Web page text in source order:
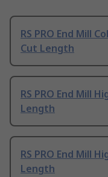
RS PRO End Mill
Cut Length
RS PRO End Mill
Length
RS PRO End Mill
Length